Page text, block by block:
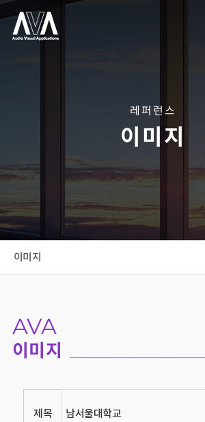
레퍼런스
이미지
이미지
AVA
이미지
제목 남서울대학교